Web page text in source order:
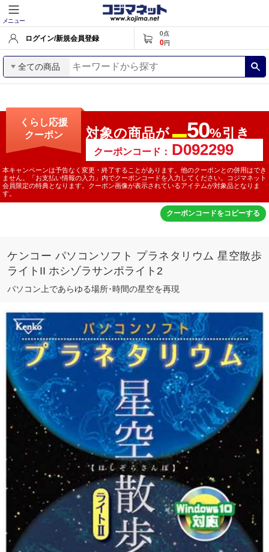
メニュー
ログイン/新規会員登録
0点
0円
全ての商品
くらし応援
クーポン
対象の商品が 50%引き
クーポンコード：
本キャンペーンは予告なく変更・終了することがあります。他のクーポンとの併用はでき
ません。「お支払い情報の入力」内でクーポンコードを入力してください。コジマネット
会員限定の特典となります。クーポン画像が表示されているアイテムが対象品となりま
す。
クーポンコードをコピーする
ケンコー パソコンソフト プラネタリウム 星空散歩
ライトII ホシゾラサンポライト2
パソコン上であらゆる場所･時間の星空を再現